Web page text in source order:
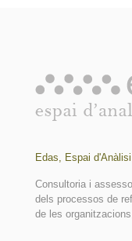
Edas, Espai
Consultoria i
dels processos de
de les